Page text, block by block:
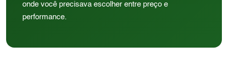
onde você precisava escolher entre preço e
performance.